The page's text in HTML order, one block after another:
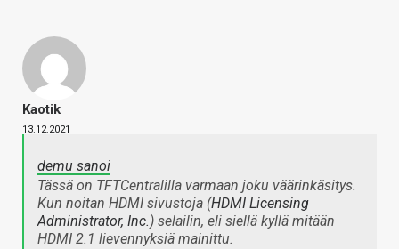
Kaotik
13.12.2021
demu sanoi
Tässä on TFTCentralilla varmaan joku väärinkäsitys.
Kun noitan HDMI sivustoja (HDMI Licensing
Administrator, Inc.) selailin, eli siellä kyllä mitään
HDMI 2.1 lievennyksiä mainittu.